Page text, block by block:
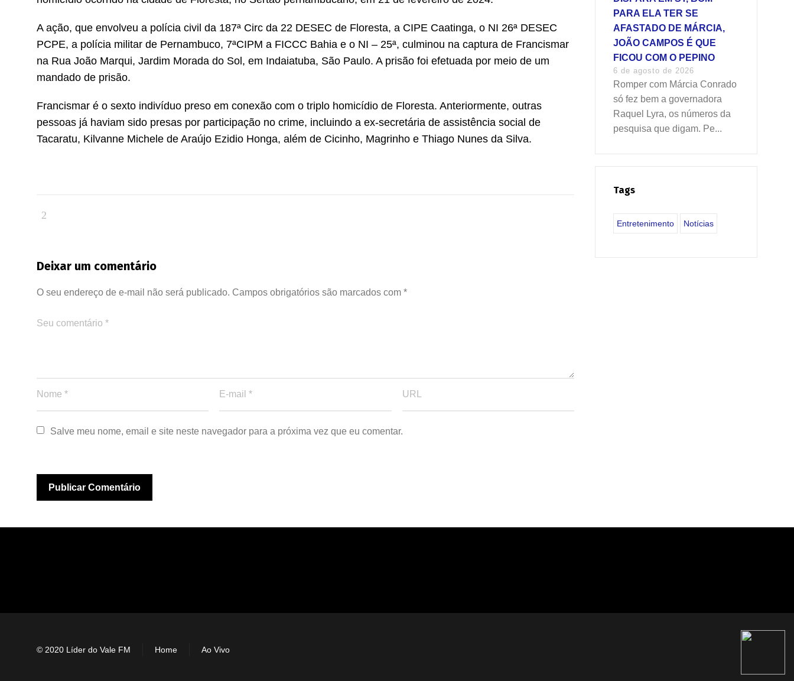
A ação, que envolveu a polícia civil da 187ª Circ da 22 DESEC de Floresta, a CIPE Caatinga, o NI 26ª DESEC
PCPE, a polícia militar de Pernambuco, 7ªCIPM a FICCC Bahia e o NI – 25ª, culminou na captura de Francismar
na Rua João Marqui, Jardim Morada do Sol, em Indaiatuba, São Paulo. A prisão foi efetuada por meio de um
mandado de prisão.
Francismar é o sexto indivíduo preso em conexão com o triplo homicídio de Floresta. Anteriormente, outras
pessoas já haviam sido presas por participação no crime, incluindo a ex-secretária de assistência social de
Tacaratu, Kilvanne Michele de Araújo Ezidio Honga, além de Cicinho, Magrinho e Thiago Nunes da Silva.
Deixar um comentário
O seu endereço de e-mail não será publicado. Campos obrigatórios são marcados com *
Salve meu nome, email e site neste navegador para a próxima vez que eu comentar.
PARA ELA TER SE
AFASTADO DE MÁRCIA,
JOÃO CAMPOS É QUE
FICOU COM O PEPINO
6 de agosto de 2026
Romper com Márcia Conrado
só fez bem a governadora
Raquel Lyra, os números da
pesquisa que digam. Pe...
Tags
Entretenimento Notícias
© 2020 Líder do Vale FM Home Ao Vivo